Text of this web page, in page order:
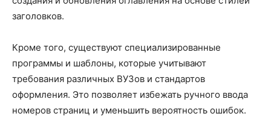
заголовков.
Кроме того, существуют специализированные
программы и шаблоны, которые учитывают
требования различных ВУЗов и стандартов
оформления. Это позволяет избежать ручного ввода
номеров страниц и уменьшить вероятность ошибок.